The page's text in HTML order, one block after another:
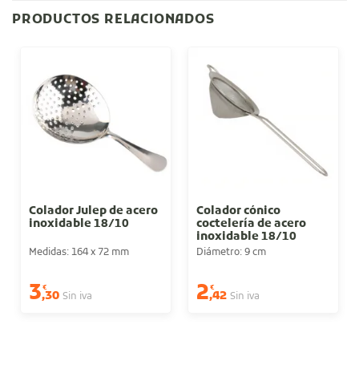
PRODUCTOS RELACIONADOS
Colador Julep de acero
inoxidable 18/10
Medidas: 164 x 72 mm
3€
,30 Sin iva
Colador cónico
coctelería de acero
inoxidable 18/10
Diámetro: 9 cm
2€
,42 Sin iva